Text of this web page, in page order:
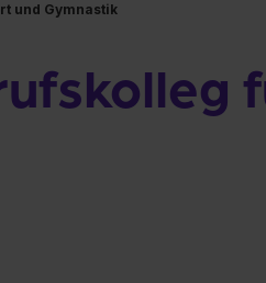
und Gymnastik